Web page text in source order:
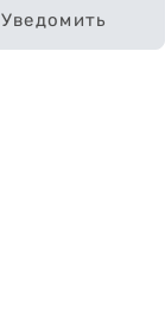
Уведомить